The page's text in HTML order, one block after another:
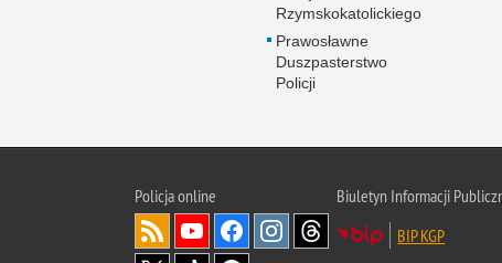
Rzymskokatolickiego
Prawosławne
Duszpasterstwo
Policji
Policjaonline
Biuletyn Informacji
BIP KGP